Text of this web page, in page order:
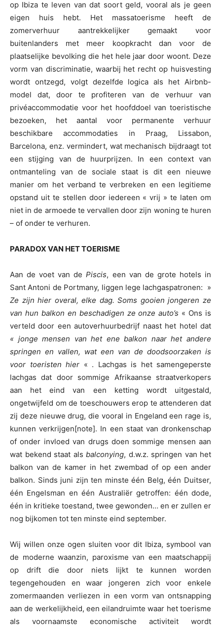
op Ibiza te leven van dat soort geld, vooral als je geen
eigen huis hebt. Het massatoerisme heeft de
zomerverhuur aantrekkelijker gemaakt voor
buitenlanders met meer koopkracht dan voor de
plaatselijke bevolking die het hele jaar door woont. Deze
vorm van discriminatie, waarbij het recht op huisvesting
wordt ontzegd, volgt dezelfde logica als het Airbnb-
model dat, door te profiteren van de verhuur van
privéaccommodatie voor het hoofddoel van toeristische
bezoeken, het aantal voor permanente verhuur
beschikbare accommodaties in Praag, Lissabon,
Barcelona, enz. vermindert, wat mechanisch bijdraagt tot
een stijging van de huurprijzen. In een context van
ontmanteling van de sociale staat is dit een nieuwe
manier om het verband te verbreken en een legitieme
opstand uit te stellen door iedereen « vrij » te laten om
niet in de armoede te vervallen door zijn woning te huren
– of onder te verhuren.
PARADOX VAN HET TOERISME
Aan de voet van dePiscis, een van de grote hotels in
Sant Antoni de Portmany, liggen lege lachgaspatronen: »
Ze zijn hier overal, elke dag. Soms gooien jongeren ze
van hun balkon en beschadigen ze onze auto’s « Ons is
verteld door een autoverhuurbedrijf naast het hotel dat
« jonge mensen van het ene balkon naar het andere
springen en vallen, wat een van de doodsoorzaken is
voor toeristen hier « . Lachgas is het samengeperste
lachgas dat door sommige Afrikaanse straatverkopers
aan het eind van een ketting wordt uitgestald,
ongetwijfeld om de toeschouwers erop te attenderen dat
zij deze nieuwe drug, die vooral in Engeland een rage is,
kunnen verkrijgen[note]. In een staat van dronkenschap
of onder invloed van drugs doen sommige mensen aan
wat bekend staat als balconying, d.w.z. springen van het
balkon van de kamer in het zwembad of op een ander
balkon. Sinds juni zijn ten minste één Belg, één Duitser,
één Engelsman en één Australiër getroffen: één dode,
één in kritieke toestand, twee gewonden… en er zullen er
nog bijkomen tot ten minste eind september.
Wij willen onze ogen sluiten voor dit Ibiza, symbool van
de moderne waanzin, paroxisme van een maatschappij
op drift die door niets lijkt te kunnen worden
tegengehouden en waar jongeren zich voor enkele
zomermaanden verliezen in een vorm van ontsnapping
aan de werkelijkheid, een eilandruimte waar het toerisme
als voornaamste economische activiteit wordt